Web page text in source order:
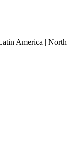
America | North